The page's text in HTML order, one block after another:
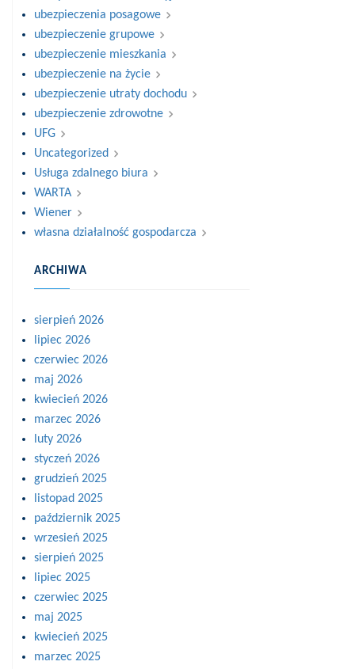
ubezpieczenia posagowe
ubezpieczenie grupowe
ubezpieczenie mieszkania
ubezpieczenie na życie
ubezpieczenie utraty dochodu
ubezpieczenie zdrowotne
UFG
Uncategorized
Usługa zdalnego biura
WARTA
Wiener
własna działalność gospodarcza
ARCHIWA
sierpień 2026
lipiec 2026
czerwiec 2026
maj 2026
kwiecień 2026
marzec 2026
luty 2026
styczeń 2026
grudzień 2025
listopad 2025
październik 2025
wrzesień 2025
sierpień 2025
lipiec 2025
czerwiec 2025
maj 2025
kwiecień 2025
marzec 2025